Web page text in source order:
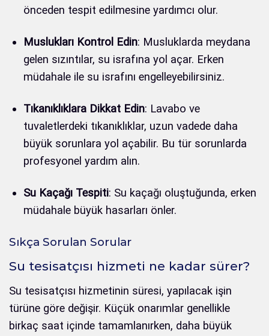
önceden tespit edilmesine yardımcı olur.
Muslukları Kontrol Edin: Musluklarda meydana
gelen sızıntılar, su israfına yol açar. Erken
müdahale ile su israfını engelleyebilirsiniz.
Tıkanıklıklara Dikkat Edin: Lavabo ve
tuvaletlerdeki tıkanıklıklar, uzun vadede daha
büyük sorunlara yol açabilir. Bu tür sorunlarda
profesyonel yardım alın.
Su Kaçağı Tespiti: Su kaçağı oluştuğunda, erken
müdahale büyük hasarları önler.
Sıkça Sorulan Sorular
Su tesisatçısı hizmeti ne kadar sürer?
Su tesisatçısı hizmetinin süresi, yapılacak işin
türüne göre değişir. Küçük onarımlar genellikle
birkaç saat içinde tamamlanırken, daha büyük